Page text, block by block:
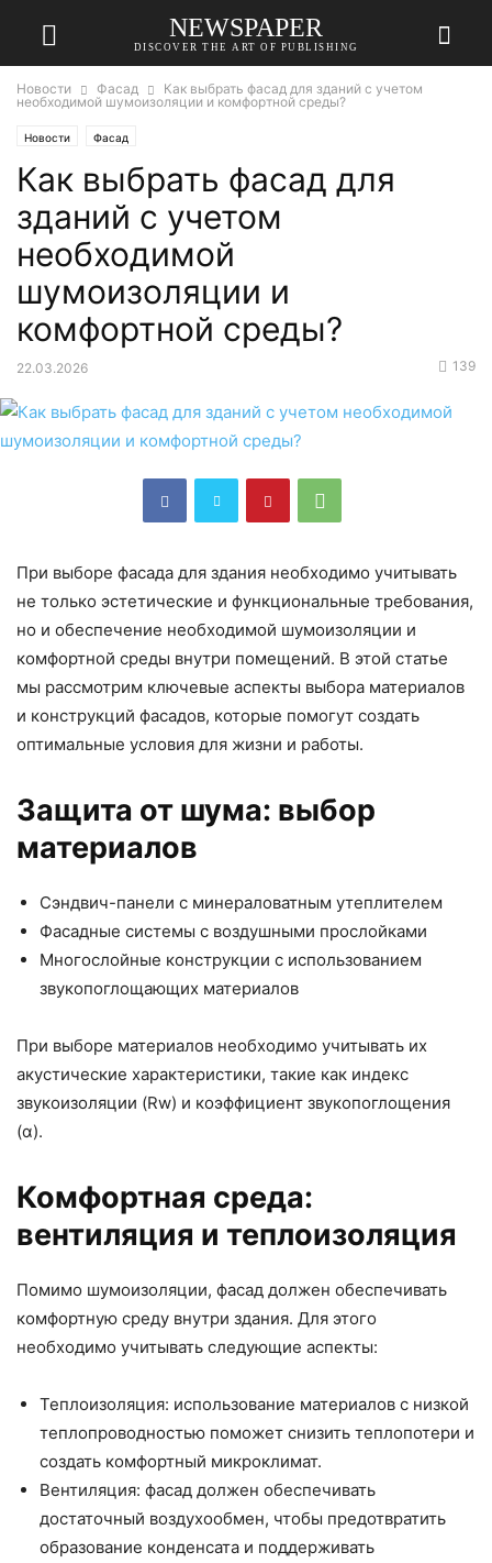
NEWSPAPER
DISCOVER THE ART OF PUBLISHING
Новости Фасад
Как выбрать фасад для зданий с учетом
необходимой шумоизоляции и комфортной среды?
Новости Фасад
Как выбрать фасад для
зданий с учетом
необходимой
шумоизоляции и
комфортной среды?
22.03.2026 139
При выборе фасада для здания необходимо учитывать
не только эстетические и функциональные требования,
но и обеспечение необходимой шумоизоляции и
комфортной среды внутри помещений. В этой статье
мы рассмотрим ключевые аспекты выбора материалов
и конструкций фасадов, которые помогут создать
оптимальные условия для жизни и работы.
Защита от шума: выбор
материалов
Сэндвич-панели с минераловатным утеплителем
Фасадные системы с воздушными прослойками
Многослойные конструкции с использованием
звукопоглощающих материалов
При выборе материалов необходимо учитывать их
акустические характеристики, такие как индекс
звукоизоляции (Rw) и коэффициент звукопоглощения
(α).
Комфортная среда:
вентиляция и теплоизоляция
Помимо шумоизоляции, фасад должен обеспечивать
комфортную среду внутри здания. Для этого
необходимо учитывать следующие аспекты:
Теплоизоляция: использование материалов с низкой
теплопроводностью поможет снизить теплопотери и
создать комфортный микроклимат.
Вентиляция: фасад должен обеспечивать
достаточный воздухообмен, чтобы предотвратить
образование конденсата и поддерживать